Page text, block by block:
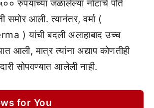
रुपयांच्या जळालेल्या नोटांचे पोते
समोर आली. त्यानंतर, वर्मा (
) यांची बदली अलाहाबाद उच्च
आली, मात्र त्यांना अद्याप कोणतीही
सोपवण्यात आलेली नाही.
for You